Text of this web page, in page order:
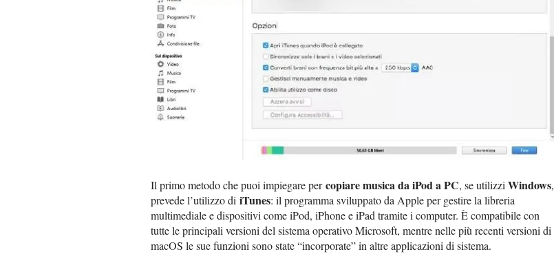
Il primo metodo che puoi impiegare percopiare musica da iPod a PC, se utilizzi Windows,
prevede l’utilizzo di iTunes: il programma sviluppato da Apple per gestire la libreria
multimediale e dispositivi come iPod, iPhone e iPad tramite i computer. È compatibile con
tutte le principali versioni del sistema operativo Microsoft, mentre nelle più recenti versioni di
macOS le sue funzioni sono state “incorporate” in altre applicazioni di sistema.